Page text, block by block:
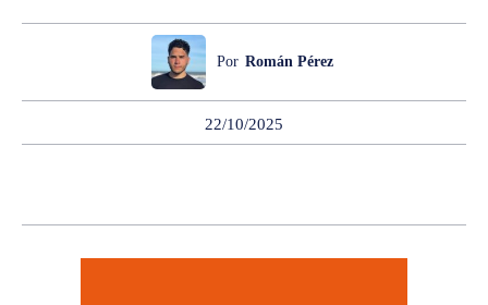
Por Román Pérez
22/10/2025